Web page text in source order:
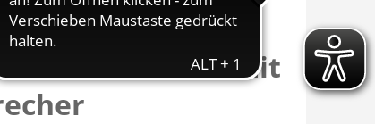
Einbau
+ Soundmodul mit